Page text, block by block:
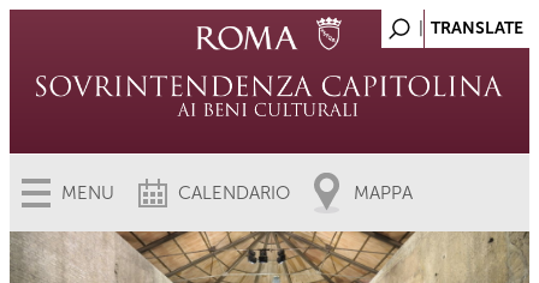
MENU CALENDARIO MAPPA